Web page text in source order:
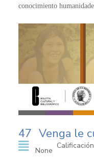
conocimiento
47 Venga le
None
Calificación